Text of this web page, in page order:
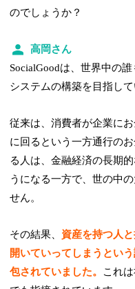
のでしょうか？
高岡さん
SocialGoodは、世界中の
システムの構築を目指して
従来は、消費者が企業に
に回るという一方通行の
る人は、金融経済の長期
うになる一方で、世の中
せん。
その結果、 資産を持つ人
開いていってしまうとい
包されていました。
これ